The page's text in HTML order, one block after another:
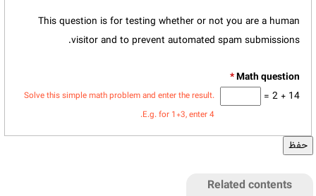
This question is for testing whether or not you are a human
visitor and to prevent automated spam submissions.
*
14 + 2 =
Solve this simple math problem and enter the result.
E.g. for 1+3, enter 4.
Related contents